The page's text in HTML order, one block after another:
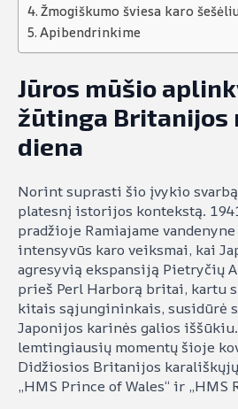
Žmogiškumo šviesa karo
Apibendrinkime
Jūros mūšio
žūtinga Britanijos
diena
Norint suprasti šio įvykio
platesnį istorijos kontekstą.
pradžioje Ramiajame
intensyvūs karo veiksmai, kai
agresyvią ekspansiją Pietryčių
prieš Perl Harborą britai, kartu
kitais sąjungininkais, susidūrė
Japonijos karinės galios
lemtingiausių momentų šioje
Didžiosios Britanijos
„HMS Prince of Wales“ ir „HMS